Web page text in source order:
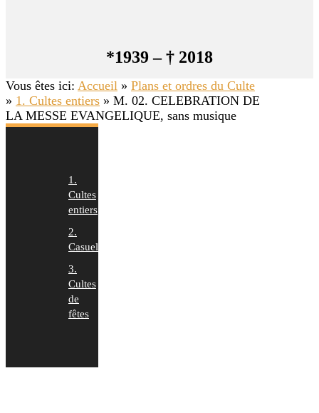
*1939 – † 2018
Vous êtes ici: Accueil » Plans et ordres du Culte
» 1. Cultes entiers » M. 02. CELEBRATION DE
LA MESSE EVANGELIQUE, sans musique
1.
Cultes
entiers
2.
Casuels
3.
Cultes
de
fêtes